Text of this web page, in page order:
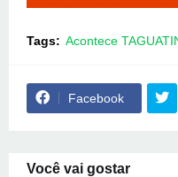
Tags: Acontece
Facebook
Você vai gostar